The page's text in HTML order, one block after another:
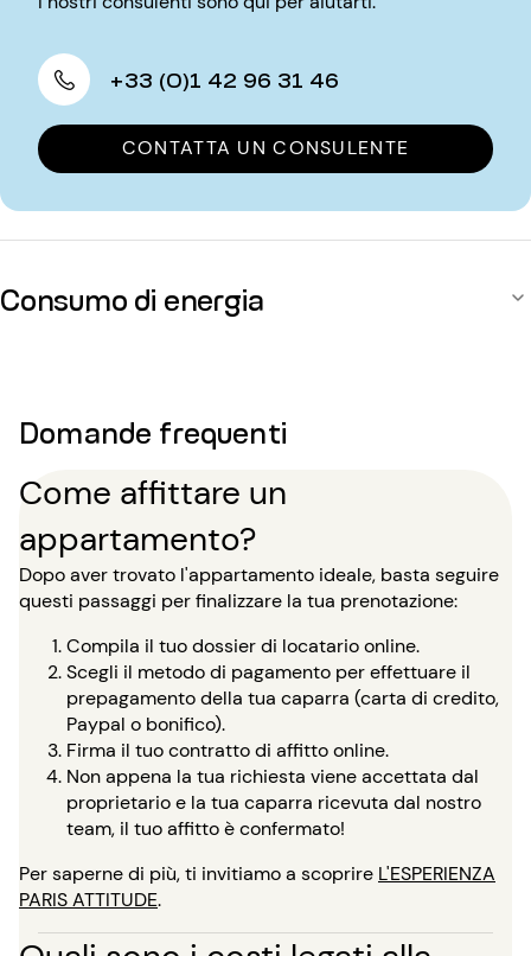
+33 (0)1 42 96 31 46
CONTATTA UN CONSULENTE
Consumo di energia
Domande frequenti
Come affittare un
appartamento?
Dopo aver trovato l'appartamento ideale, basta seguire
questi passaggi per finalizzare la tua prenotazione:
Compila il tuo dossier di locatario online.
Scegli il metodo di pagamento per effettuare il
prepagamento della tua caparra (carta di credito,
Paypal o bonifico).
Firma il tuo contratto di affitto online.
Non appena la tua richiesta viene accettata dal
proprietario e la tua caparra ricevuta dal nostro
team, il tuo affitto è confermato!
Per saperne di più, ti invitiamo a scoprire L'ESPERIENZA
PARIS ATTITUDE.